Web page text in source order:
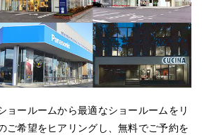
ョールームから最適なショールームをリ
ご希望をヒアリングし、無料でご予約を